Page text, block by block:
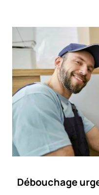
Débouchage